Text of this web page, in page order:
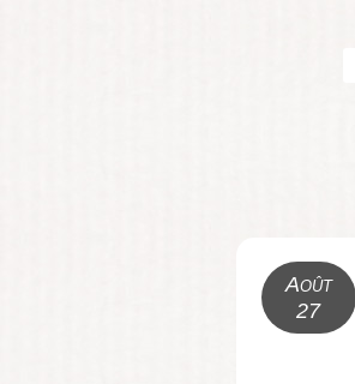
Août
27